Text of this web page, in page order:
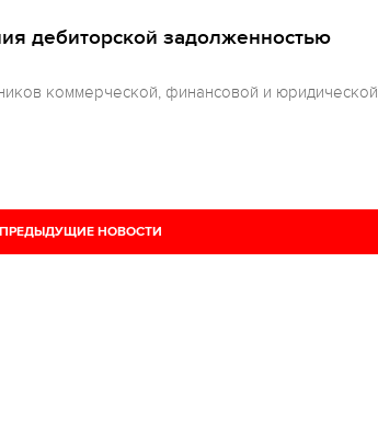
дебиторской задолженностью
коммерческой, финансовой и юридической
ПРЕДЫДУЩИЕ НОВОСТИ